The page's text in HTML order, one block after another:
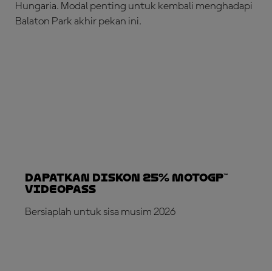
Hungaria. Modal penting untuk kembali menghadapi
Balaton Park akhir pekan ini.
Dapatkan Diskon 25% MotoGP™
VideoPass
Bersiaplah untuk sisa musim 2026